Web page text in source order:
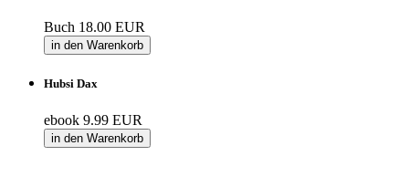
Buch 18.00 EUR
in den Warenkorb
Hubsi Dax
ebook 9.99 EUR
in den Warenkorb